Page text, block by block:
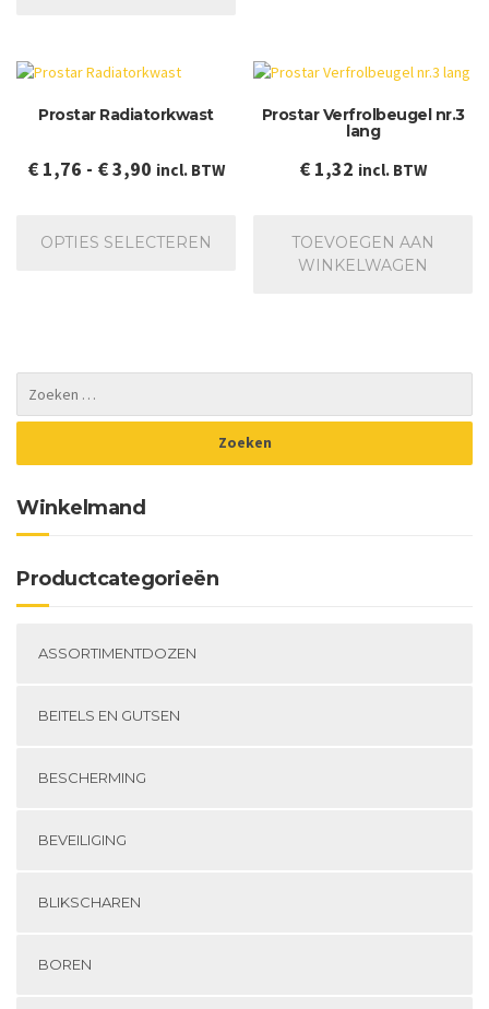
Prostar Radiatorkwast
€1,76 - €3,90Prijsklasse:
€ 3,90
incl. BTW
OPTIES SELECTEREN
kan
worden
op
de
Prostar Verfrolbeugel nr.3
lang
€ 1,32 incl. BTW
TOEVOEGEN AAN
WINKELWAGEN
Winkelmand
Productcategorieën
ASSORTIMENTDOZEN
BEITELS EN GUTSEN
BESCHERMING
BEVEILIGING
BLIKSCHAREN
BOREN